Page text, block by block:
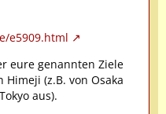
e5909.html
eure genannten Ziele
(z.B. von Osaka
aus).